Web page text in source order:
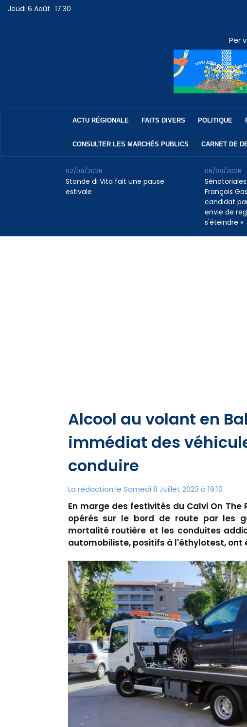
Jeudi 6 Août 17:30
Per
ACTU RÉGIONALE FAITS DIVERS POLITIQUE
CONSULTER LES MARCHÉS PUBLICS CARNET DE
Stonde di Vita fait une pause
estivale
02/09/2026
François
candidat
envie de
s'éteindre »
06/08/2026
Alcool au volant en
immédiat des
conduire
La rédaction le Samedi 8 Juillet 2023 à 19:10
En marge des festivités du Calvi On
opérés sur le bord de route par les
mortalité routière et les conduites
automobiliste, positifs à l'éthylotest, ont